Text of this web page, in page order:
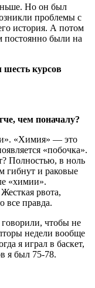
Но он был
проблемы с
история. А потом
были на
курсов
чем поначалу?
«Химия» — это
«побочка».
Полностью, в ноль
гибнут и раковые
«химии».
рвота,
все правда.
чтобы не
недели вообще
я играл в баскет,
я был 75-78.